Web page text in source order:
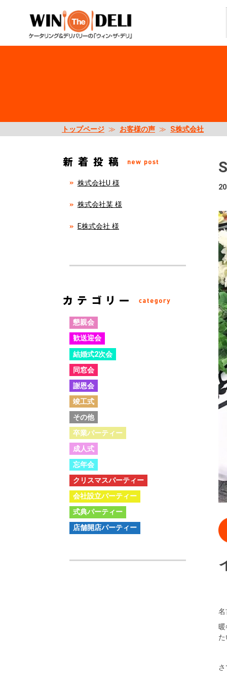
トップページ ≫ お客様の声 ≫ S株式会社
株式会社U 様
株式会社某 様
E株式会社 様
懇親会
歓送迎会
結婚式2次会
同窓会
謝恩会
竣工式
その他
卒業パーティー
成人式
忘年会
クリスマスパーティー
会社設立パーティー
式典パーティー
店舗開店パーティー